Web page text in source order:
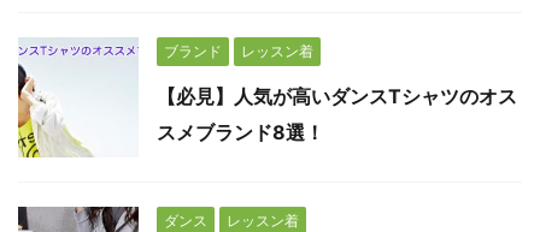
ブランド レッスン着
【必見】人気が高いダンスTシャツのオス
スメブランド8選！
ダンス レッスン着